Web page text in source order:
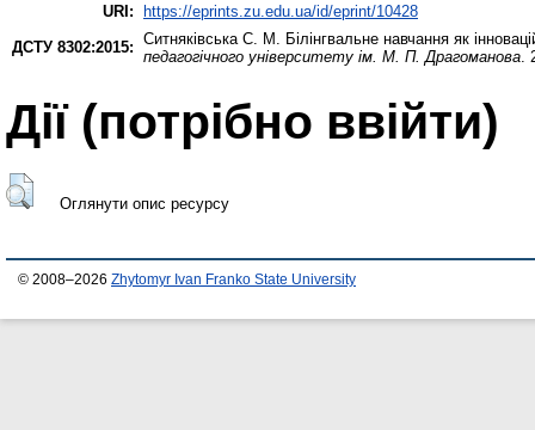
URI: https://eprints.zu.edu.ua/id/eprint/10428
ДСТУ 8302:2015: Ситняківська С. М.
Білінгвальне навчання як
педагогічного університету ім. М. П. Драгоманова
Дії ​​(потрібно ввійти)
Оглянути опис ресурсу
© 2008–2026 Zhytomyr Ivan Franko State University